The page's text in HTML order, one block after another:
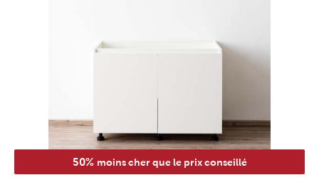
50% moins cher que le prix conseillé